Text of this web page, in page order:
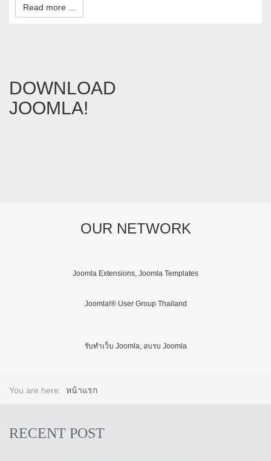
Read more ...
DOWNLOAD
JOOMLA!
OUR NETWORK
Joomla Extensions, Joomla Templates
Joomla!® User Group Thailand
รับทำเว็บ Joomla, อบรบ Joomla
You are here: หน้าแรก
RECENT POST